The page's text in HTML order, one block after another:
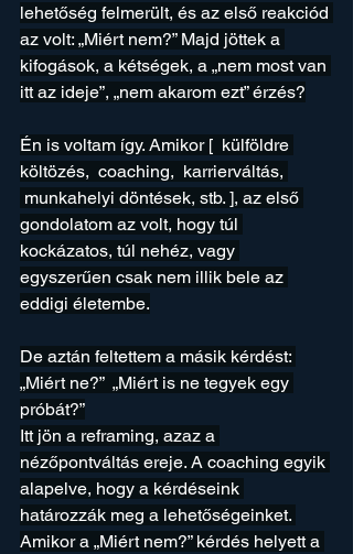
lehetőség felmerült, és az első reakciód
az volt: „Miért nem?” Majd jöttek a
kifogások, a kétségek, a „nem most van
itt az ideje”, „nem akarom ezt” érzés?
Én is voltam így. Amikor [  külföldre
költözés,  coaching,  karrierváltás,
munkahelyi döntések, stb. ], az első
gondolatom az volt, hogy túl
kockázatos, túl nehéz, vagy
egyszerűen csak nem illik bele az
eddigi életembe.
De aztán feltettem a másik kérdést:
„Miért ne?”  „Miért is ne tegyek egy
próbát?”
Itt jön a reframing, azaz a
nézőpontváltás ereje. A coaching egyik
alapelve, hogy a kérdéseink
határozzák meg a lehetőségeinket.
Amikor a „Miért nem?” kérdés helyett a